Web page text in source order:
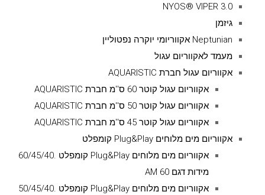
NYOS® VIPER 3.0
גיזמן
Neptunian אקווריומי יוקרה נפטוליין
מעמד לאקווריום עגול
אקווריום עגול חברת AQUARISTIC
אקווריום עגול קוטר 60 ס''מ חברת AQUARISTIC
אקווריום עגול קוטר 50 ס''מ חברת AQUARISTIC
אקווריום עגול קוטר 45 ס''מ חברת AQUARISTIC
אקווריום מים מלוחים Plug&Play קומפלט
אקווריום מים מלוחים Plug&Play קומפלט .60/45/40
מידות דגם AM 60
אקווריום מים מלוחים Plug&Play קומפלט .50/45/40